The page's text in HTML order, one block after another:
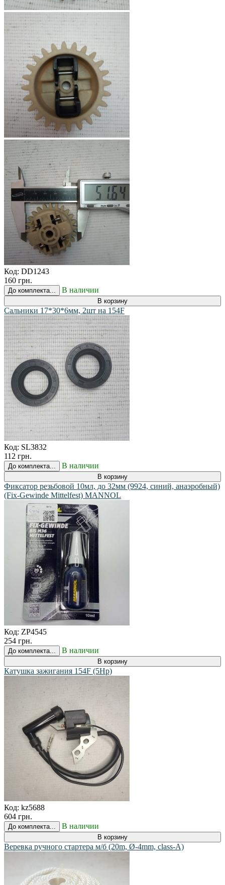
Код: DD1243
160 грн.
До комплекта... В наличии
В корзину
Сальники 17*30*6мм, 2шт на 154F
Код: SL3832
112 грн.
До комплекта... В наличии
В корзину
Фиксатор резьбовой 10мл, до 32мм (9924, синий, анаэробный)
(Fix-Gewinde Mittelfest) MANNOL
Код: ZP4545
254 грн.
До комплекта... В наличии
В корзину
Катушка зажигания 154F (5Hp)
Код: kz5688
604 грн.
До комплекта... В наличии
В корзину
Веревка ручного стартера м/б (20m, Ø-4mm, class-A)